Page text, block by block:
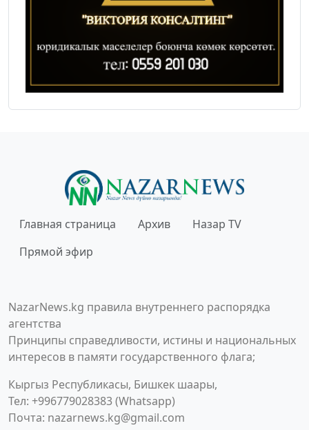
Главная страница Архив
Назар TV
Прямой эфир
NazarNews.kg правила внутреннего распорядка
агентства
Принципы справедливости, истины и национальных
интересов в памяти государственного флага;
Кыргыз Республикасы, Бишкек шаары,
Тел: +996779028383 (Whatsapp)
Почта: nazarnews.kg@gmail.com